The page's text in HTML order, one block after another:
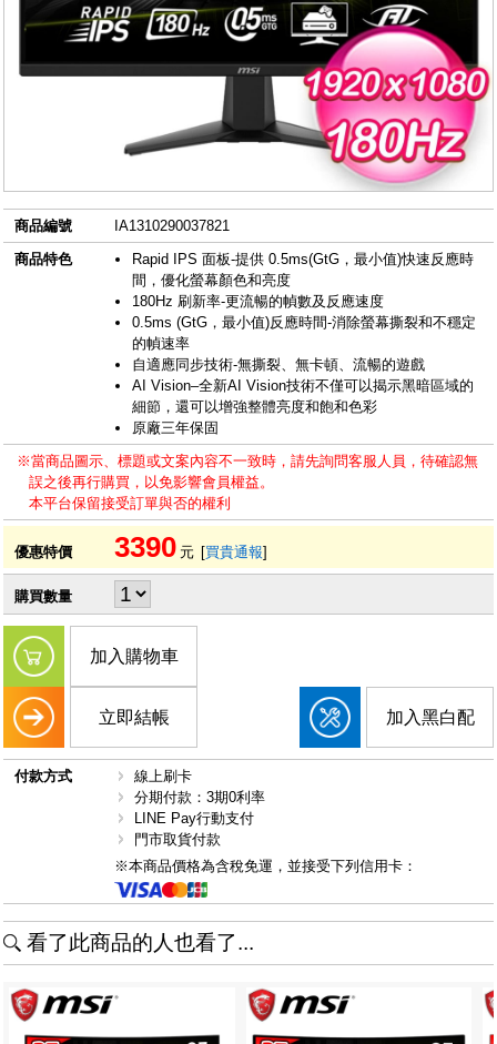
商品編號
IA1310290037821
商品特色
Rapid IPS 面板-提供 0.5ms(GtG，最小值)快速反應時
間，優化螢幕顏色和亮度
180Hz 刷新率-更流暢的幀數及反應速度
0.5ms (GtG，最小值)反應時間-消除螢幕撕裂和不穩定
的幀速率
自適應同步技術-無撕裂、無卡頓、流暢的遊戲
AI Vision–全新AI Vision技術不僅可以揭示黑暗區域的
細節，還可以增強整體亮度和飽和色彩
原廠三年保固
※當商品圖示、標題或文案內容不一致時，請先詢問客服人員，待確認無
誤之後再行購買，以免影響會員權益。
本平台保留接受訂單與否的權利
優惠特價 3390 元 [買貴通報]
購買數量
加入購物車
立即結帳 加入黑白配
付款方式
線上刷卡
分期付款：3期0利率
LINE Pay行動支付
門市取貨付款
※本商品價格為含稅免運，並接受下列信用卡：
看了此商品的人也看了...